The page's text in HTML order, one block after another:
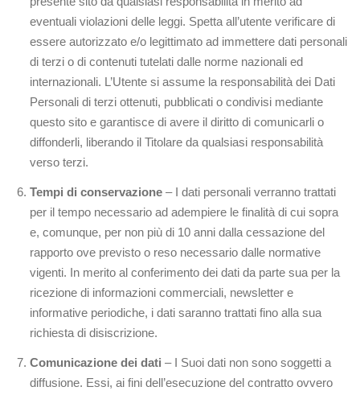
eventuali violazioni delle leggi. Spetta all’utente verificare di
essere autorizzato e/o legittimato ad immettere dati personali
di terzi o di contenuti tutelati dalle norme nazionali ed
internazionali. L’Utente si assume la responsabilità dei Dati
Personali di terzi ottenuti, pubblicati o condivisi mediante
questo sito e garantisce di avere il diritto di comunicarli o
diffonderli, liberando il Titolare da qualsiasi responsabilità
verso terzi.
Tempi di conservazione – I dati personali verranno trattati
per il tempo necessario ad adempiere le finalità di cui sopra
e, comunque, per non più di 10 anni dalla cessazione del
rapporto ove previsto o reso necessario dalle normative
vigenti. In merito al conferimento dei dati da parte sua per la
ricezione di informazioni commerciali, newsletter e
informative periodiche, i dati saranno trattati fino alla sua
richiesta di disiscrizione.
Comunicazione dei dati – I Suoi dati non sono soggetti a
diffusione. Essi, ai fini dell’esecuzione del contratto ovvero